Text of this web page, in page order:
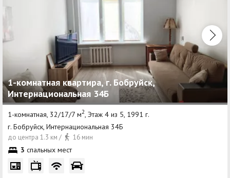
1-комнатная квартира, г. Бобруйск,
Интернациональная 34Б
1-комнатная, 32/17/7 м2, Этаж 4 из 5, 1991 г.
г. Бобруйск, Интернациональная 34Б
до центра 1.3 км / 16 мин
3 спальных мест